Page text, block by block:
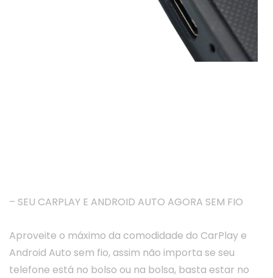
– SEU CARPLAY E ANDROID AUTO AGORA SEM FIO
Aproveite o máximo da comodidade do CarPlay e
Android Auto sem fio, assim não importa se seu
telefone está no bolso ou na bolsa, basta estar no